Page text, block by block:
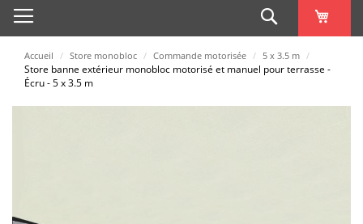
Rechercher
Accueil / Store monobloc / Commande motorisée / 5 x 3.5 m /
Store banne extérieur monobloc motorisé et manuel pour terrasse -
Écru - 5 x 3.5 m